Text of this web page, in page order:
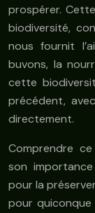
prospérer.
biodiversité,
nous fournit
buvons, la
cette
précédent,
directement.
Comprendre
son
pour la
pour quiconque